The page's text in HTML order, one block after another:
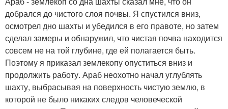
добрался до чистого слоя почвы. Я спустился вниз,
осмотрел дно шахты и убедился в его правоте, но затем
сделал замеры и обнаружил, что чистая почва находится
совсем не на той глубине, где ей полагается быть.
Поэтому я приказал землекопу опуститься вниз и
продолжить работу. Араб неохотно начал углублять
шахту, выбрасывая на поверхность чистую землю, в
которой не было никаких следов человеческой